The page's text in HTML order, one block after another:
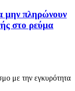
μην πληρώνουν
στο ρεύμα
με την εγκυρότητα